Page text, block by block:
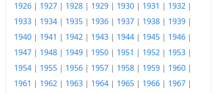
1985
639.22
1986
723.68
837.62
1988
891.02
1926 | 1927 | 1928 | 1929 | 1930 | 1931 | 1932 |
1933 | 1934 | 1935 | 1936 | 1937 | 1938 | 1939 |
1940 | 1941 | 1942 | 1943 | 1944 | 1945 | 1946 |
1947 | 1948 | 1949 | 1950 | 1951 | 1952 | 1953 |
1954 | 1955 | 1956 | 1957 | 1958 | 1959 | 1960 |
1961 | 1962 | 1963 | 1964 | 1965 | 1966 | 1967 |